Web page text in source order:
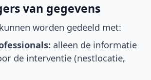
van gegevens
worden gedeeld met:
alleen de informatie
de interventie (nestlocatie,